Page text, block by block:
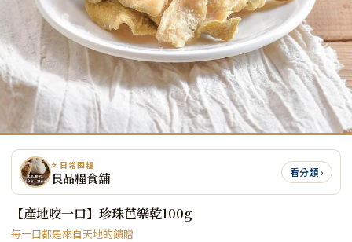
⭐ 日常囤糧
良品糧食舖 看分類 ›
【產地咬一口】珍珠芭樂乾100g
每一口都是來自天地的饋贈